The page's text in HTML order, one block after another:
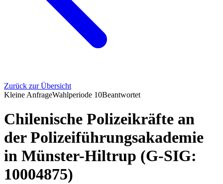
Zurück zur Übersicht
Kleine AnfrageWahlperiode 10Beantwortet
Chilenische Polizeikräfte an
der Polizeiführungsakademie
in Münster-Hiltrup (G-SIG:
10004875)